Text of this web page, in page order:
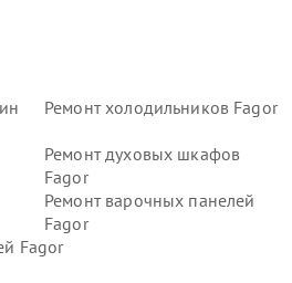
Ремонт холодильников Fagor
Ремонт духовых шкафов
Fagor
Ремонт варочных панелей
Fagor
Fagor